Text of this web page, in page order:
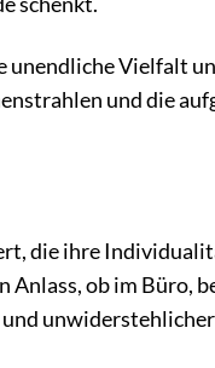
Vielfalt
und die
die ihre
ob im Büro,